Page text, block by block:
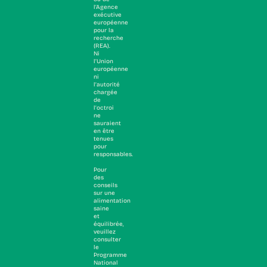
l’Agence
exécutive
européenne
pour la
recherche
(REA).
Ni
l’Union
européenne
ni
l’autorité
chargée
de
l’octroi
ne
sauraient
en être
tenues
pour
responsables.
Pour
des
conseils
sur une
alimentation
saine
et
équilibrée,
veuillez
consulter
le
Programme
National